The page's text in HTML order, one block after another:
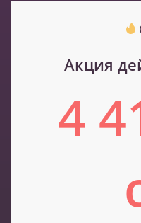
Акция
4